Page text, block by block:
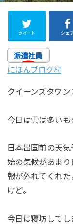
ツイート シェ
にほんブログ村
クイーンズタウン
今日は雲は多い
日本出国前の天
始の気候があま
報が外れてくれ
けど。
今日は寝坊してし